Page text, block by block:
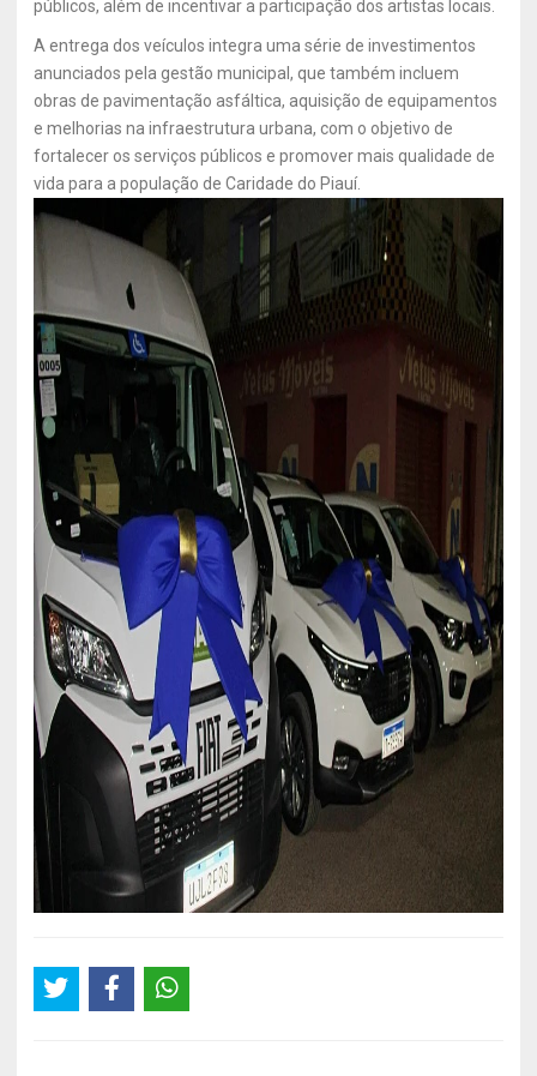
públicos, além de incentivar a participação dos artistas locais.
A entrega dos veículos integra uma série de investimentos
anunciados pela gestão municipal, que também incluem
obras de pavimentação asfáltica, aquisição de equipamentos
e melhorias na infraestrutura urbana, com o objetivo de
fortalecer os serviços públicos e promover mais qualidade de
vida para a população de Caridade do Piauí.